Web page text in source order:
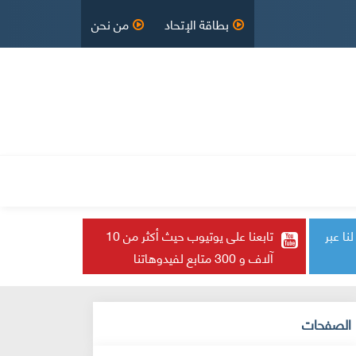
من نحن بطاقة الإتحاد
الأساسي English مدراء
لنا عبر
تابعنا على يوتيوب حيث أكثر من 10
آلاف و 300 متابع لفيدوهاتنا
الصفحات